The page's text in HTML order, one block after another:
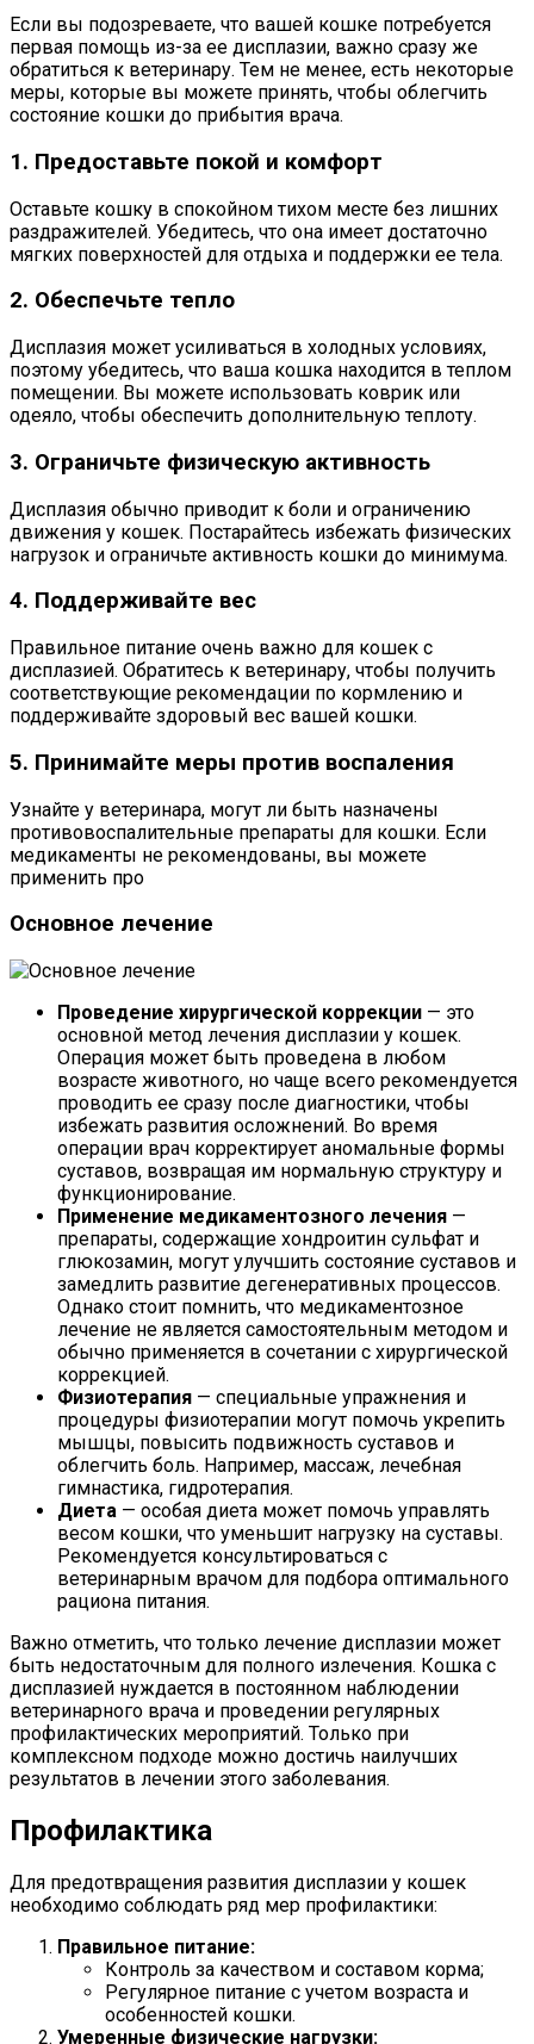
Если вы подозреваете, что вашей кошке потребуется
первая помощь из-за ее дисплазии, важно сразу же
обратиться к ветеринару. Тем не менее, есть некоторые
меры, которые вы можете принять, чтобы облегчить
состояние кошки до прибытия врача.
1. Предоставьте покой и комфорт
Оставьте кошку в спокойном тихом месте без лишних
раздражителей. Убедитесь, что она имеет достаточно
мягких поверхностей для отдыха и поддержки ее тела.
2. Обеспечьте тепло
Дисплазия может усиливаться в холодных условиях,
поэтому убедитесь, что ваша кошка находится в теплом
помещении. Вы можете использовать коврик или
одеяло, чтобы обеспечить дополнительную теплоту.
3. Ограничьте физическую активность
Дисплазия обычно приводит к боли и ограничению
движения у кошек. Постарайтесь избежать физических
нагрузок и ограничьте активность кошки до минимума.
4. Поддерживайте вес
Правильное питание очень важно для кошек с
дисплазией. Обратитесь к ветеринару, чтобы получить
соответствующие рекомендации по кормлению и
поддерживайте здоровый вес вашей кошки.
5. Принимайте меры против воспаления
Узнайте у ветеринара, могут ли быть назначены
противовоспалительные препараты для кошки. Если
медикаменты не рекомендованы, вы можете
применить про
Основное лечение
Проведение хирургической коррекции — это
основной метод лечения дисплазии у кошек.
Операция может быть проведена в любом
возрасте животного, но чаще всего рекомендуется
проводить ее сразу после диагностики, чтобы
избежать развития осложнений. Во время
операции врач корректирует аномальные формы
суставов, возвращая им нормальную структуру и
функционирование.
Применение медикаментозного лечения —
препараты, содержащие хондроитин сульфат и
глюкозамин, могут улучшить состояние суставов и
замедлить развитие дегенеративных процессов.
Однако стоит помнить, что медикаментозное
лечение не является самостоятельным методом и
обычно применяется в сочетании с хирургической
коррекцией.
Физиотерапия — специальные упражнения и
процедуры физиотерапии могут помочь укрепить
мышцы, повысить подвижность суставов и
облегчить боль. Например, массаж, лечебная
гимнастика, гидротерапия.
Диета — особая диета может помочь управлять
весом кошки, что уменьшит нагрузку на суставы.
Рекомендуется консультироваться с
ветеринарным врачом для подбора оптимального
рациона питания.
Важно отметить, что только лечение дисплазии может
быть недостаточным для полного излечения. Кошка с
дисплазией нуждается в постоянном наблюдении
ветеринарного врача и проведении регулярных
профилактических мероприятий. Только при
комплексном подходе можно достичь наилучших
результатов в лечении этого заболевания.
Профилактика
Для предотвращения развития дисплазии у кошек
необходимо соблюдать ряд мер профилактики:
Правильное питание:
Контроль за качеством и составом корма;
Регулярное питание с учетом возраста и
особенностей кошки.
Умеренные физические нагрузки: